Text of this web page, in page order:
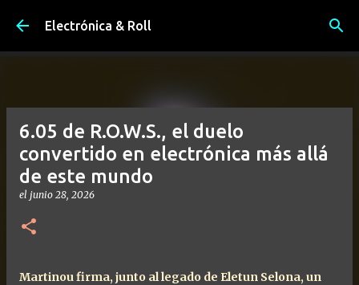
Ir al contenido principal
Electrónica & Roll
6.05 de R.O.W.S., el duelo
convertido en electrónica más allá
de este mundo
el junio 28, 2026
Martinou firma, junto al legado de Eletun Selona, un